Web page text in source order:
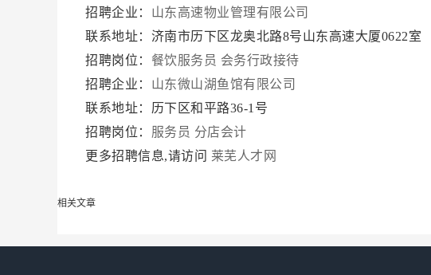
招聘企业： 山东高速物业管理有限公司
联系地址：济南市历下区龙奥北路8号山东高速大厦0622室
招聘岗位： 餐饮服务员 会务行政接待
招聘企业： 山东微山湖鱼馆有限公司
联系地址：历下区和平路36-1号
招聘岗位： 服务员 分店会计
更多招聘信息,请访问 莱芜人才网
相关文章